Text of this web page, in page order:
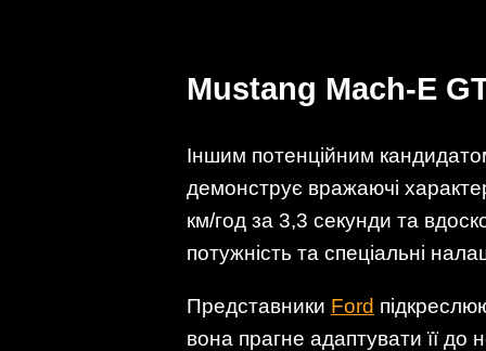
Mustang Mach-E
Іншим потенційним
демонструє вражаючі
км/год за 3,3 секунди та
потужність та спеціальні
Представники Ford
вона прагне адаптувати її до